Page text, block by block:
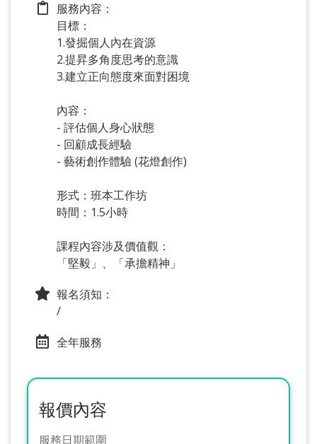
服務內容：
目標：
1.發掘個人內在資源
2.提昇多角度思考的意識
3.建立正向態度來面對困境
內容：
- 評估個人身心狀態
- 回顧成長經驗
- 藝術創作體驗 (花燈創作)
形式：班本工作坊
時間：1.5小時
課程內容涉及價值觀：
「堅毅」、「承擔精神」
報名須知：
/
全年服務
報價內容
服務日期範圍